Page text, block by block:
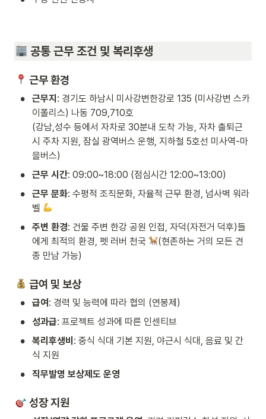
공통 근무 조건 및 복리후생
근무 환경
• 근무지 : 경기도 하남시 미사강변한강로 135 (미사강변 스카
이폴리스) 나동 709,710호
(강남,성수 등에서 자차로 30분내 도착 가능, 자차 출퇴근
시 주차 지원, 잠실 광역버스 운행, 지하철 5호선 미사역-마
을버스)
• 근무 시간: 09:00~18:00 (점심시간 12:00~13:00)
• 근무 문화: 수평적 조직문화, 자율적 근무 환경, 넘사벽 워라
벨
• 주변 환경: 건물 주변 한강 공원 인접, 자덕(자전거 덕후)들
에게 최적의 환경, 펫 러버 천국
(현존하는 거의 모든 견
종 만남 가능)
급여 및 보상
• 급여 : 경력 및 능력에 따라 협의 (연봉제)
• 성과급: 프로젝트 성과에 따른 인센티브
• 복리후생비 : 중식 식대 기본 지원, 야근시 식대, 음료 및 간
식 지원
• 직무발명 보상제도 운영
성장 지원